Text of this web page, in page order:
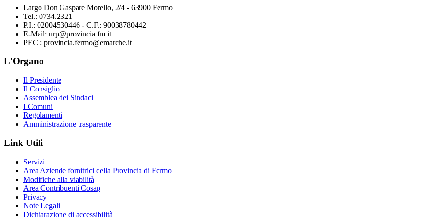
Largo Don Gaspare Morello, 2/4 - 63900 Fermo
Tel.: 0734.2321
P.I.: 02004530446 - C.F.: 90038780442
E-Mail: urp@provincia.fm.it
PEC : provincia.fermo@emarche.it
L'Organo
Il Presidente
Il Consiglio
Assemblea dei Sindaci
I Comuni
Regolamenti
Amministrazione trasparente
Link Utili
Servizi
Area Aziende fornitrici della Provincia di Fermo
Modifiche alla viabilità
Area Contribuenti Cosap
Privacy
Note Legali
Dichiarazione di accessibilità